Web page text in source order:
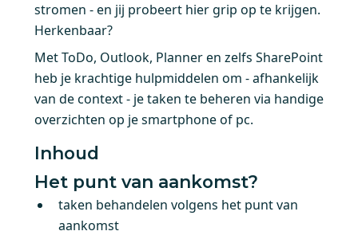
stromen - en jij probeert hier grip op te krijgen.
Herkenbaar?
Met ToDo, Outlook, Planner en zelfs SharePoint
heb je krachtige hulpmiddelen om - afhankelijk
van de context - je taken te beheren via handige
overzichten op je smartphone of pc.
Inhoud
Het punt van aankomst?
taken behandelen volgens het punt van
aankomst